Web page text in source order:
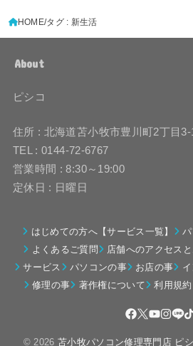
HOME タグ : 新生活
About
ピシコ
住所 : 北海道苫小牧市豊川町2丁目3-
TEL : 0144-72-6767
営業時間 : 8:30～19:00
定休日 : 日曜日
はじめての方へ【サービス一覧】
よくあるご質問
店舗へのアクセス
サービス
パソコンの事 お店の事
修理の事
著作権について 利用規約
© 2026苫小牧パソコン修理専門店 ピ